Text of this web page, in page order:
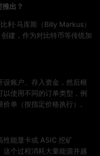
出？
利·马库斯（Billy Markus）
建，作为对比特币等传统加
账户、存入资金，然后根
使用不同的订单类型，例
单（按指定价格执行）。
性能显卡或 ASIC 挖矿
个过程消耗大量能源并越